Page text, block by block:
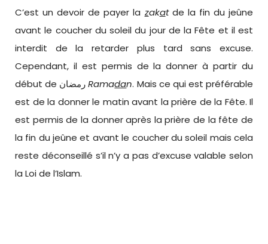
C’est un devoir de payer la zakat de la fin du jeûne
avant le coucher du soleil du jour de la Fête et il est
interdit de la retarder plus tard sans excuse.
Cependant, il est permis de la donner à partir du
début de رمضان Ramadan. Mais ce qui est préférable
est de la donner le matin avant la prière de la Fête. Il
est permis de la donner après la prière de la fête de
la fin du jeûne et avant le coucher du soleil mais cela
reste déconseillé s’il n’y a pas d’excuse valable selon
la Loi de l’Islam.